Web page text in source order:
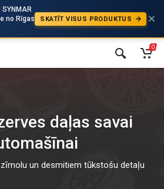
no Rīgas
SKATĪT VISUS PRODUKTUS
0
daļas savai
un desmitiem tūkstošu detaļu